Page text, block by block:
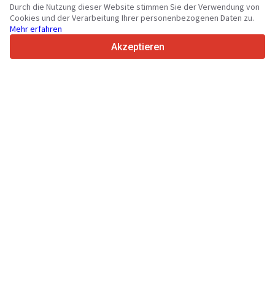
36Unterstützte Sprachen
4.7/5
Durch die Nutzung dieser Website stimmen Sie der Verwendung von
Cookies und der Verarbeitung Ihrer personenbezogenen Daten zu.
Mehr erfahren
Akzeptieren